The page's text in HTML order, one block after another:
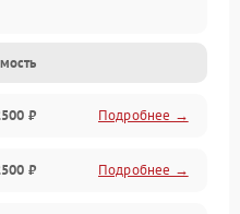
₽ Подробнее →
₽ Подробнее →